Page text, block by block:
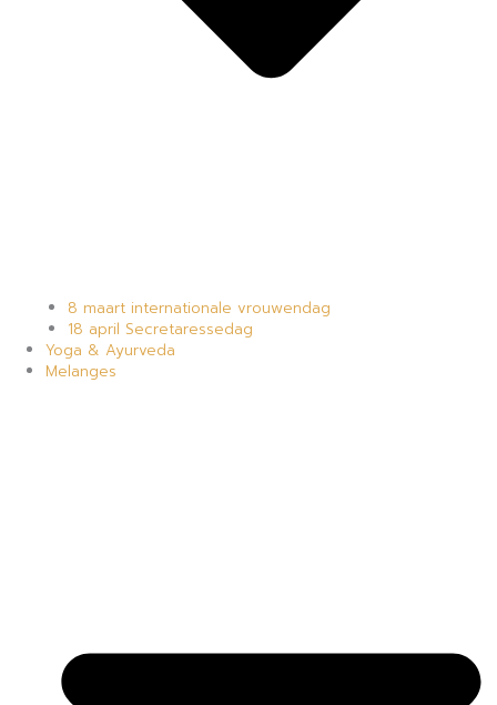
8 maart internationale vrouwendag
18 april Secretaressedag
Yoga & Ayurveda
Melanges